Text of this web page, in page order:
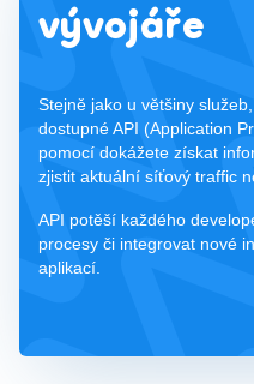
vývojáře
Stejně jako u většiny
dostupné API (Application
pomocí dokážete získat
zjistit aktuální síťový traffic
API potěší každého
procesy či integrovat nové
aplikací.